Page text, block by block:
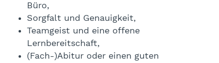
Büro,
Sorgfalt und Genauigkeit,
Teamgeist und eine offene
Lernbereitschaft,
(Fach-)Abitur oder einen guten